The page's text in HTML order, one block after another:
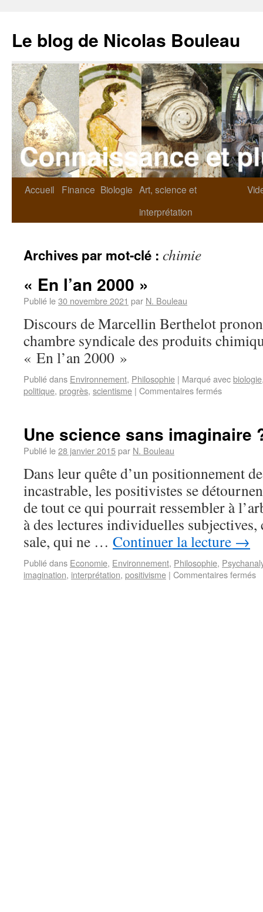
Le blog de Nicolas Bouleau
Accueil Finance Biologie Art, science et
interprétation
Archives par mot-clé : chimie
« En l’an 2000 »
Publié le30 novembre 2021 par N. Bouleau
Discours de Marcellin Berthelot
chambre syndicale des produits
« En l’an 2000 »
Publié dans Environnement, Philosophie | Marqué avecbiologie
politique, progrès, scientisme | Commentaires fermés
Une science sans imaginaire
Publié le28 janvier 2015par N. Bouleau
Dans leur quête d’un positionnement
incastrable, les positivistes se
de tout ce qui pourrait ressembler à
à des lectures individuelles
sale, qui ne … Continuer la lecture →
Publié dans Economie, Environnement, Philosophie,
imagination, interprétation, positivisme | Commentaires fermés